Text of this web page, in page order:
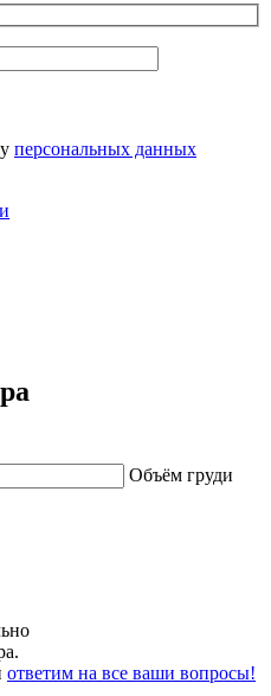
персональных данных
Объём груди
ответим на все ваши вопросы!